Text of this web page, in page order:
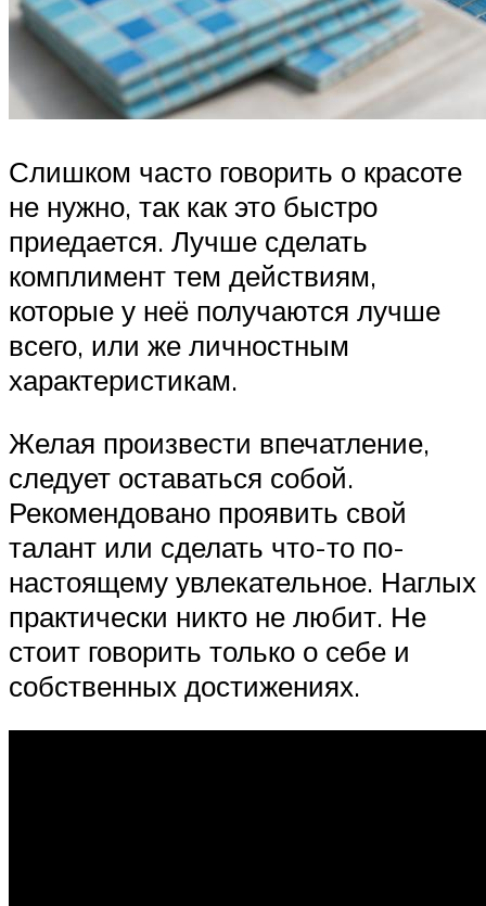
Слишком часто говорить о красоте
не нужно, так как это быстро
приедается. Лучше сделать
комплимент тем действиям,
которые у неё получаются лучше
всего, или же личностным
характеристикам.
Желая произвести впечатление,
следует оставаться собой.
Рекомендовано проявить свой
талант или сделать что-то по-
настоящему увлекательное. Наглых
практически никто не любит. Не
стоит говорить только о себе и
собственных достижениях.